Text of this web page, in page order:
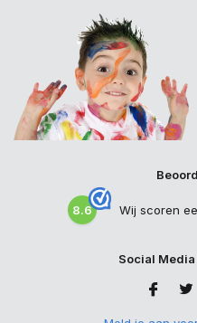
8.6 Wij scoren
Social